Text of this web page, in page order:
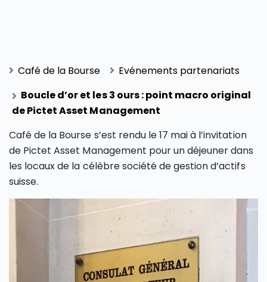
Café de la Bourse
Evénements partenariats
Boucle d’or et les 3 ours : point macro original
de Pictet Asset Management
Café de la Bourse s’est rendu le 17 mai à l’invitation
de Pictet Asset Management pour un déjeuner dans
les locaux de la célèbre société de gestion d’actifs
suisse.